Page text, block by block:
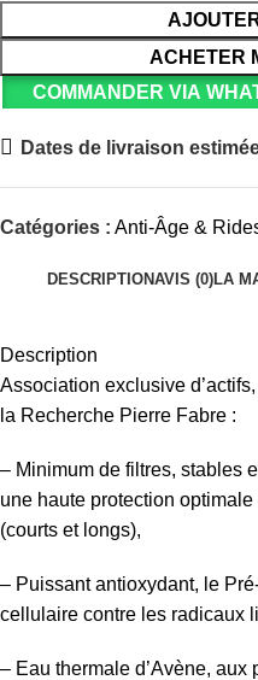
ACHETER
COMMANDER VIA
Dates de livraison
Catégories : Anti-Âge &
DESCRIPTIONAVIS (0)LA
Description
Association exclusive
la Recherche Pierre Fabre :
– Minimum de filtres, stables
une haute protection
(courts et longs),
– Puissant antioxydant, le
cellulaire contre les radicaux
– Eau thermale d’Avène,